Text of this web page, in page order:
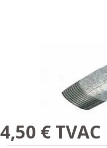
4,50 € TVAC